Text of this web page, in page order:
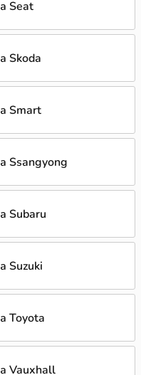
Seat
Skoda
Smart
Ssangyong
Subaru
Suzuki
Toyota
Vauxhall